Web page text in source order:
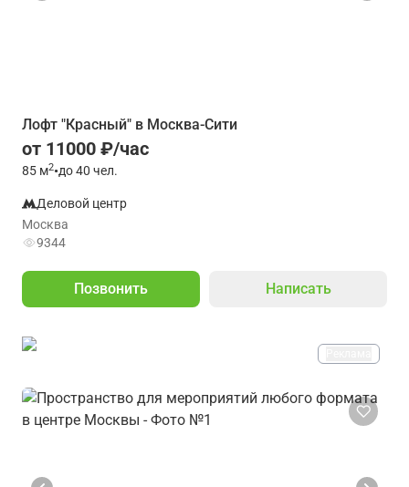
Лофт "Красный" в Москва-Сити
от 11000 ₽/час
85 м2•до 40 чел.
Деловой центр
Москва
9344
Позвонить Написать